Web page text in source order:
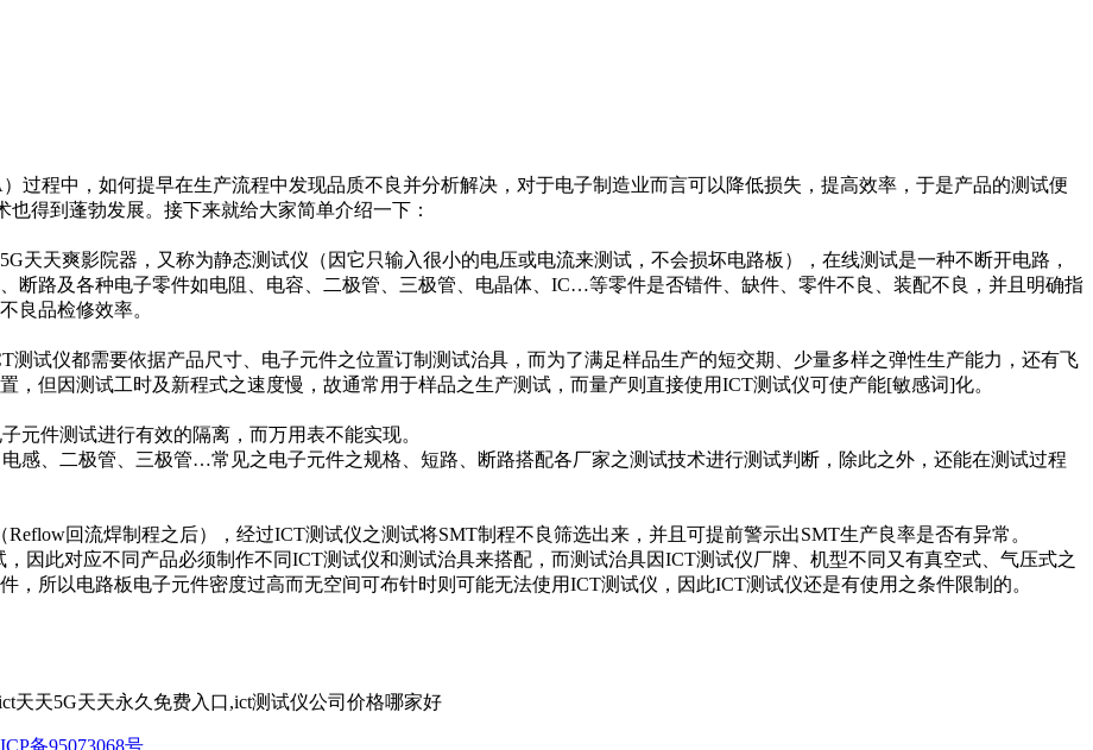
）过程中，如何提早在生产流程中发现品质不良并分析解决，对于电子制造业而言可以降低损失，提高效率，于是产品的测试便
得到蓬勃发展。接下来就给大家简单介绍一下：
天天爽影院器，又称为静态测试仪（因它只输入很小的电压或电流来测试，不会损坏电路板），在线测试是一种不断开电路，
种电子零件如电阻、电容、二极管、三极管、电晶体、 IC…等零件是否错件、缺件、零件不良、装配不良，并且明确指
品检修效率。
测试仪都需要依据产品尺寸、电子元件之位置订制测试治具，而为了满足样品生产的短交期、少量多样之弹性生产能力，还有飞
，但因测试工时及新程式之速度慢，故通常用于样品之生产测试，而量产则直接使用ICT测试仪可使产能[敏感词]化。
测试进行有效的隔离，而万用表不能实现。
、二极管、三极管…常见之电子元件之规格、短路、断路搭配各厂家之测试技术进行测试判断，除此之外，还能在测试过程
Reflow回流焊制程之后），经过ICT测试仪之测试将SMT制程不良筛选出来，并且可提前警示出SMT生产良率是否有异常。
，因此对应不同产品必须制作不同ICT测试仪和测试治具来搭配，而测试治具因ICT测试仪厂牌、机型不同又有真空式、气压式之
，所以电路板电子元件密度过高而无空间可布针时则可能无法使用ICT测试仪，因此ICT测试仪还是有使用之条件限制的。
天天5G天天永久免费入口,ict测试仪公司价格哪家好
备95073068号